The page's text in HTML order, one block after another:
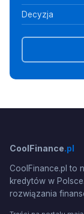
Decyzja
CoolFinance.pl
CoolFinance.pl to
kredytów w
rozwiązania